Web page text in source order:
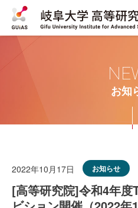
お知
2022年10月17日 お知らせ
[高等研究院]令和4年